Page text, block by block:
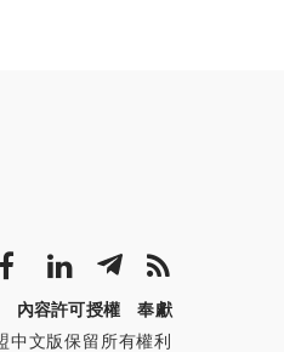
內容許可授權
奉獻
文版保留所有權利